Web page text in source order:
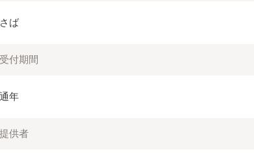
さば
受付期間
通年
提供者